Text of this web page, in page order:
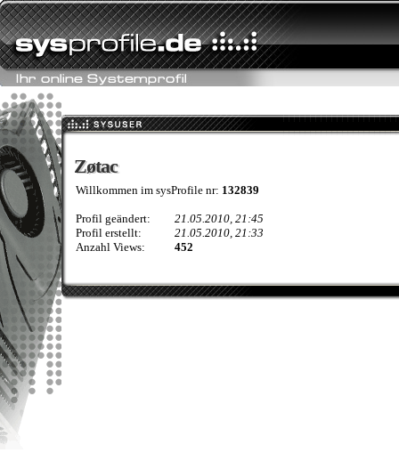
Zøtac
Zøtac
Willkommen im sysProfile nr: 132839
Profil geändert:
21.05.2010, 21:45
Profil erstellt:
21.05.2010, 21:33
Anzahl Views:
452